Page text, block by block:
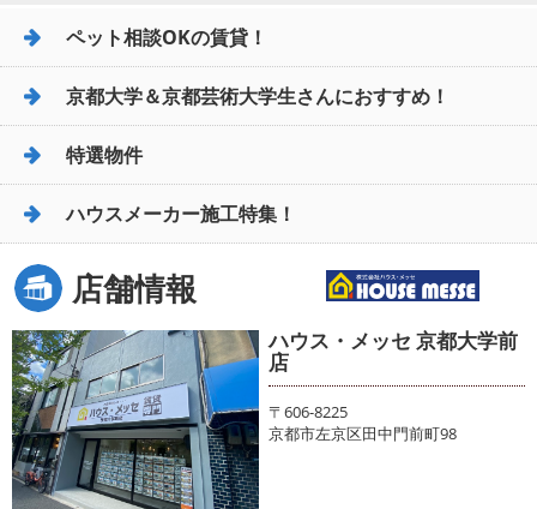
ペット相談OKの賃貸！
京都大学＆京都芸術大学生さんにおすすめ！
特選物件
ハウスメーカー施工特集！
店舗情報
ハウス・メッセ 京都大学前
店
〒606-8225
京都市左京区田中門前町98